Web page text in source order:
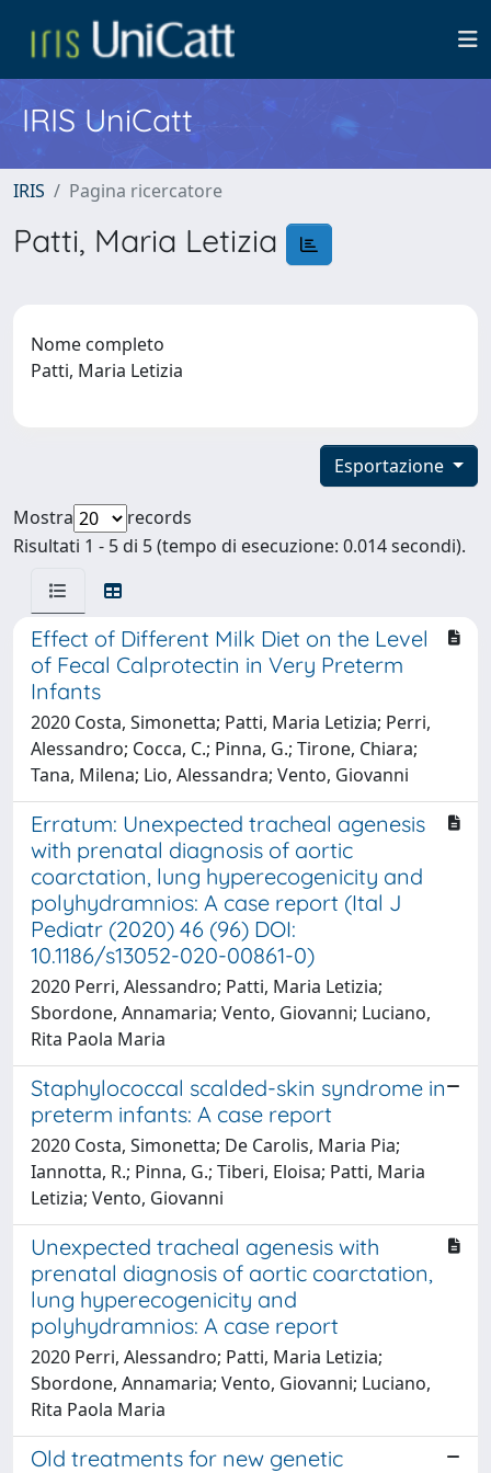
IRIS UniCatt
IRIS Pagina ricercatore
Patti, Maria Letizia
Nome completo
Patti, Maria Letizia
Esportazione
Mostra
records
Risultati 1 - 5 di 5 (tempo di esecuzione: 0.014 secondi).
Effect of Different Milk Diet on the Level
of Fecal Calprotectin in Very Preterm
Infants
2020 Costa, Simonetta; Patti, Maria Letizia; Perri,
Alessandro; Cocca, C.; Pinna, G.; Tirone, Chiara;
Tana, Milena; Lio, Alessandra; Vento, Giovanni
Erratum: Unexpected tracheal agenesis
with prenatal diagnosis of aortic
coarctation, lung hyperecogenicity and
polyhydramnios: A case report (Ital J
Pediatr (2020) 46 (96) DOI:
10.1186/s13052-020-00861-0)
2020 Perri, Alessandro; Patti, Maria Letizia;
Sbordone, Annamaria; Vento, Giovanni; Luciano,
Rita Paola Maria
Staphylococcal scalded-skin syndrome in
preterm infants: A case report
2020 Costa, Simonetta; De Carolis, Maria Pia;
Iannotta, R.; Pinna, G.; Tiberi, Eloisa; Patti, Maria
Letizia; Vento, Giovanni
Unexpected tracheal agenesis with
prenatal diagnosis of aortic coarctation,
lung hyperecogenicity and
polyhydramnios: A case report
2020 Perri, Alessandro; Patti, Maria Letizia;
Sbordone, Annamaria; Vento, Giovanni; Luciano,
Rita Paola Maria
Old treatments for new genetic